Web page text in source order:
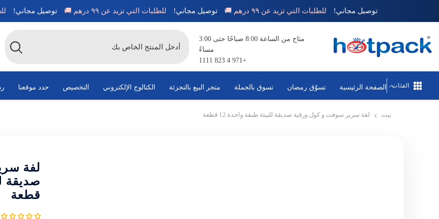
توصيل مجاني! للطلبات التي تزيد عن ٩٩ درهم 🚚 توصيل مجاني! للطلبات التي تزيد عن ٩٩ درهم 🚚 توصيل
متاح من الساعة 8:00 صباحًا حتى 3:00
مساءً
+971 4 823 1111
الفئات الصفحة الرئيسية تسوّق رمضان تسوق بالجملة متجر البيع بالتجزئة الكتالوج الإلكتروني التخصيص حدد موقعنا
بيت لفة سرير سوفت و كول ورقية صديقة للبيئة طبقة واحدة 12 قطعة
لفة
قطعة